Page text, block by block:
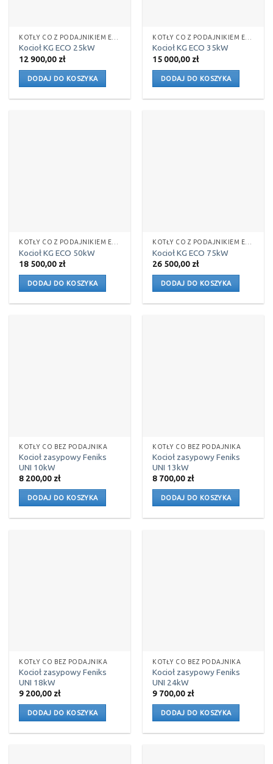
Kocioł KG ECO 25kW
12 900,00 zł
DODAJ DO KOSZYKA
Kocioł KG ECO 35kW
15 000,00 zł
DODAJ DO KOSZYKA
Kocioł KG ECO 50kW
18 500,00 zł
DODAJ DO KOSZYKA
Kocioł KG ECO 75kW
26 500,00 zł
DODAJ DO KOSZYKA
KOTŁY CO BEZ PODAJNIKA
Kocioł zasypowy Feniks
UNI 10kW
8 200,00 zł
DODAJ DO KOSZYKA
KOTŁY CO BEZ PODAJNIKA
Kocioł zasypowy Feniks
UNI 13kW
8 700,00 zł
DODAJ DO KOSZYKA
KOTŁY CO BEZ PODAJNIKA
Kocioł zasypowy Feniks
UNI 18kW
9 200,00 zł
DODAJ DO KOSZYKA
KOTŁY CO BEZ PODAJNIKA
Kocioł zasypowy Feniks
UNI 24kW
9 700,00 zł
DODAJ DO KOSZYKA